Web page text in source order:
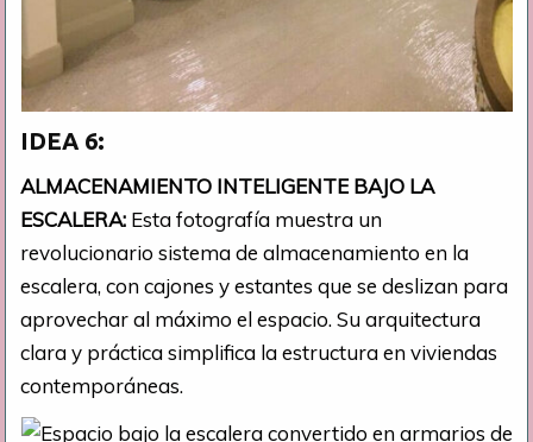
IDEA 6:
ALMACENAMIENTO INTELIGENTE BAJO LA
ESCALERA: Esta fotografía muestra un
revolucionario sistema de almacenamiento en la
escalera, con cajones y estantes que se deslizan para
aprovechar al máximo el espacio. Su arquitectura
clara y práctica simplifica la estructura en viviendas
contemporáneas.